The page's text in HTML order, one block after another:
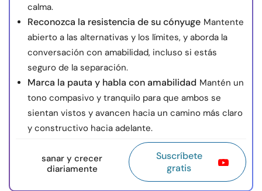
calma.
Reconozca la resistencia de su cónyuge Mantente
abierto a las alternativas y los límites, y aborda la
conversación con amabilidad, incluso si estás
seguro de la separación.
Marca la pauta y habla con amabilidad Mantén un
tono compasivo y tranquilo para que ambos se
sientan vistos y avancen hacia un camino más claro
y constructivo hacia adelante.
sanar y crecer
diariamente
Suscríbete
gratis